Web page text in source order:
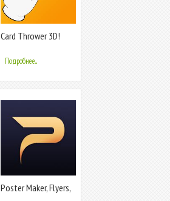
Card Thrower 3D!
Подробнее...
Poster Maker, Flyers,